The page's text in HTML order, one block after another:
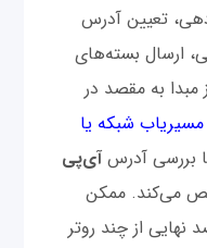
تعیین آدرس
ارسال بسته‌های
مبدا به مقصد در
مسیریاب شبکه یا
بررسی آدرسآی‌پی
می‌کند. ممکن
از چند روتر